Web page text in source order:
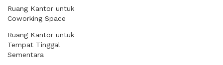
Ruang Kantor untuk
Coworking Space
Ruang Kantor untuk
Tempat Tinggal
Sementara